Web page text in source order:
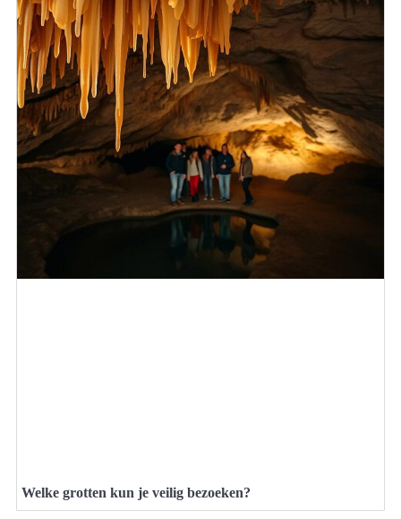
Welke grotten kun je veilig bezoeken?